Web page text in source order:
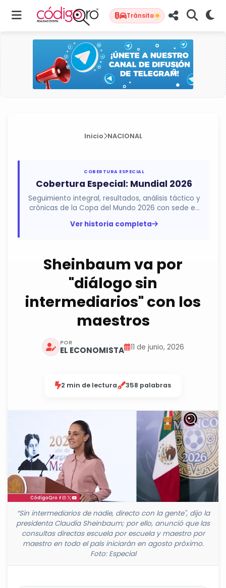
Tránsito
Inicio NACIONAL
COBERTURA ESPECIAL
Cobertura Especial: Mundial 2026
Seguimiento integral, resultados, análisis táctico y
crónicas de la Copa del Mundo 2026 con sede en
Ver historia completa
Sheinbaum va por
"diálogo sin
intermediarios" con los
maestros
POR
EL ECONOMISTA 11 de junio, 2026
2 min de lectura 358 palabras
“Sin intermediarios de nadie, directo con la gente", dijo la
presidenta Claudia Sheinbaum; por ello, anunció que las
consultas directas escuela por escuela y maestro por
maestro en todo el país iniciarán en agosto próximo.
Foto: Especial